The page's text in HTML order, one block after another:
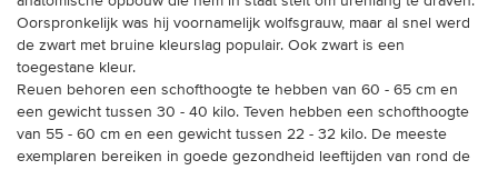
Oorspronkelijk was hij voornamelijk wolfsgrauw, maar al snel werd
de zwart met bruine kleurslag populair. Ook zwart is een
toegestane kleur.
Reuen behoren een schofthoogte te hebben van 60 - 65 cm en
een gewicht tussen 30 - 40 kilo. Teven hebben een schofthoogte
van 55 - 60 cm en een gewicht tussen 22 - 32 kilo. De meeste
exemplaren bereiken in goede gezondheid leeftijden van rond de